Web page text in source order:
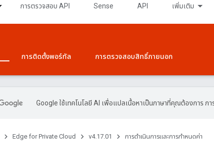
การตรวจสอบ API Sense API เพิ่มเติม
การติดตั้งพอร์ทัล การตรวจสอบสิทธิ์ภายนอก
Google ใช้เทคโนโลยี AI เพื่อแปลเนื้อหาเป็นภาษาที่คุณต้องการ ก
Edge for Private Cloud v4.17.01 การดําเนินการและการกําหนดค่า